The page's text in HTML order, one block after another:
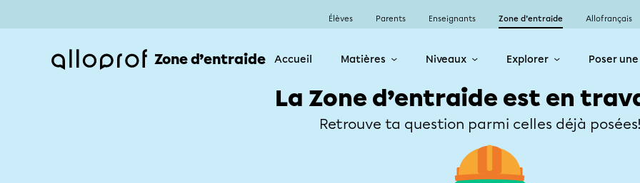
Élèves Parents Enseignants Zone d’entraide Allofrançais
Zone d’entraide Accueil Matières Niveaux Explorer Poser
La Zone d’entraide est en
Retrouve ta question parmi celles déjà